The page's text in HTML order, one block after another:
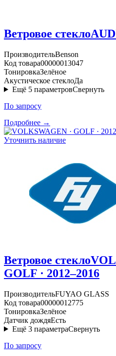
Ветровое стекло
ПроизводительBenson
Код товара00000013047
ТонировкаЗелёное
Акустическое стеклоДа
Ещё 5 параметровСвернуть
По запросу
Подробнее →
Уточнить наличие
Ветровое стекло
GOLF · 2012–2016
ПроизводительFUYAO GLASS
Код товара00000012775
ТонировкаЗелёное
Датчик дождяЕсть
Ещё 3 параметраСвернуть
По запросу